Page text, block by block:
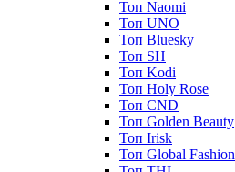
Топ Naomi
Топ UNO
Топ Bluesky
Топ SH
Топ Kodi
Топ Holy Rose
Топ CND
Топ Golden Beauty
Топ Irisk
Топ Global Fashion